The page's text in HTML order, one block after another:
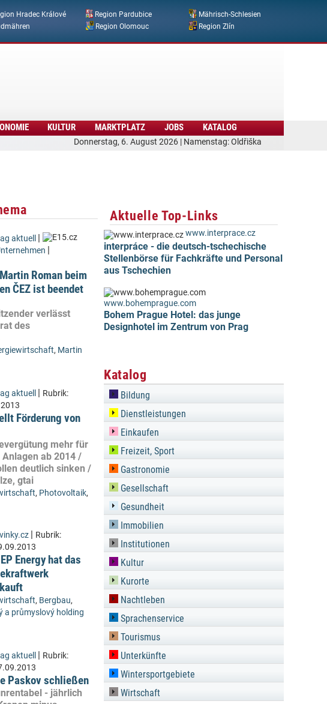
Hradec Králové Region Pardubice
Mährisch-Schlesien
Region Olomouc Region Zlín
Donnerstag, 6. August 2026 | Namenstag: Oldřiška
KULTUR MARKTPLATZ JOBS KATALOG
aktuell |
|
Roman beim
ČEZ ist beendet
verlässt
des
, Martin
aktuell | Rubrik:
Förderung von
mehr für
ab 2014 /
deutlich sinken /
gtai
, Photovoltaik,
| Rubrik:
Energy hat das
, Bergbau,
a průmyslový holding
aktuell | Rubrik:
Paskov schließen
- jährlich
Aktuelle Top-Links
www.interprace.cz
interpráce - die deutsch-tschechische
Stellenbörse für Fachkräfte und Personal
aus Tschechien
www.bohemprague.com
Bohem Prague Hotel: das junge
Designhotel im Zentrum von Prag
Katalog
Bildung
Dienstleistungen
Einkaufen
Freizeit, Sport
Gastronomie
Gesellschaft
Gesundheit
Immobilien
Institutionen
Kultur
Kurorte
Nachtleben
Sprachenservice
Tourismus
Unterkünfte
Wintersportgebiete
Wirtschaft